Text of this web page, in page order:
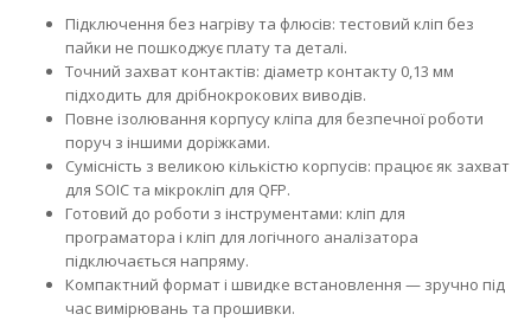
Підключення без нагріву та флюсів: тестовий кліп без
пайки не пошкоджує плату та деталі.
Точний захват контактів: діаметр контакту 0,13 мм
підходить для дрібнокрокових виводів.
Повне ізолювання корпусу кліпа для безпечної роботи
поруч з іншими доріжками.
Сумісність з великою кількістю корпусів: працює як захват
для SOIC та мікрокліп для QFP.
Готовий до роботи з інструментами: кліп для
програматора і кліп для логічного аналізатора
підключається напряму.
Компактний формат і швидке встановлення — зручно під
час вимірювань та прошивки.